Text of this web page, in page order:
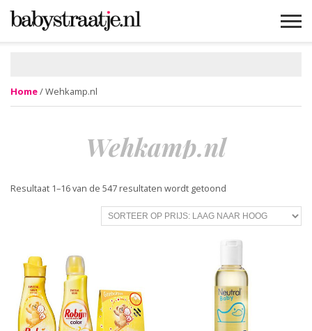
Home/ Wehkamp.nl
Wehkamp.nl
Resultaat 1–16 van de 547 resultaten wordt getoond